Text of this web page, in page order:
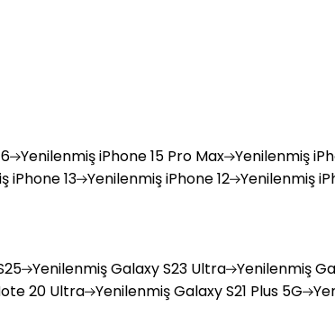
YenilenmişiPhone 15 Pro Max Yenilenmiş
iPhone 13 YenilenmişiPhone 12 Yenilenmiş
YenilenmişGalaxy S23 Ultra Yenilenmiş
20 Ultra YenilenmişGalaxy S21 Plus 5G